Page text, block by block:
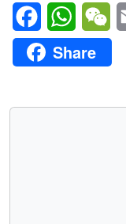
Facebook
Share